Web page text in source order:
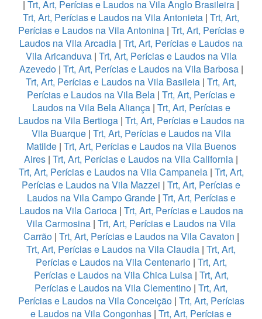
| Trt, Art, Perícias e Laudos na Vila Anglo Brasileira |
Trt, Art, Perícias e Laudos na Vila Antonieta | Trt, Art,
Perícias e Laudos na Vila Antonina| Trt, Art, Perícias e
Laudos na Vila Arcadia | Trt, Art, Perícias e Laudos na
Vila Aricanduva| Trt, Art, Perícias e Laudos na Vila
Azevedo| Trt, Art, Perícias e Laudos na Vila Barbosa|
Trt, Art, Perícias e Laudos na Vila Basileia | Trt, Art,
Perícias e Laudos na Vila Bela | Trt, Art, Perícias e
Laudos na Vila Bela Aliança| Trt, Art, Perícias e
Laudos na Vila Bertioga| Trt, Art, Perícias e Laudos na
Vila Buarque| Trt, Art, Perícias e Laudos na Vila
Matilde| Trt, Art, Perícias e Laudos na Vila Buenos
Aires | Trt, Art, Perícias e Laudos na Vila California |
Trt, Art, Perícias e Laudos na Vila Campanela| Trt, Art,
Perícias e Laudos na Vila Mazzei | Trt, Art, Perícias e
Laudos na Vila Campo Grande| Trt, Art, Perícias e
Laudos na Vila Carioca| Trt, Art, Perícias e Laudos na
Vila Carmosina | Trt, Art, Perícias e Laudos na Vila
Carrão| Trt, Art, Perícias e Laudos na Vila Cavaton |
Trt, Art, Perícias e Laudos na Vila Claudia | Trt, Art,
Perícias e Laudos na Vila Centenario| Trt, Art,
Perícias e Laudos na Vila Chica Luisa | Trt, Art,
Perícias e Laudos na Vila Clementino | Trt, Art,
Perícias e Laudos na Vila Conceição| Trt, Art, Perícias
e Laudos na Vila Congonhas | Trt, Art, Perícias e